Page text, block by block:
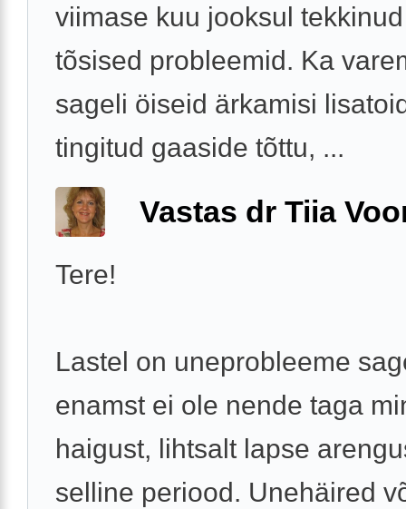
viimase kuu jooksul
tõsised probleemid. Ka
sageli öiseid ärkamisi
tingitud gaaside tõttu, ...
Vastas dr Tiia
Tere!
Lastel on uneprobleeme
enamst ei ole nende taga
haigust, lihtsalt lapse
selline periood. Unehäired